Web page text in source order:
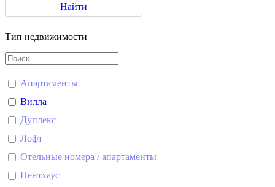
Найти
Тип недвижимости
Апартаменты
Вилла
Дуплекс
Лофт
Отельные номера / апартаменты
Пентхаус